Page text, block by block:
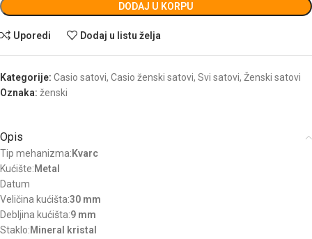
DODAJ U KORPU
Uporedi Dodaj u listu želja
Kategorije: Casio satovi, Casio ženski satovi, Svi satovi, Ženski satovi
Oznaka: ženski
Opis
Tip mehanizma:Kvarc
Kućište:Metal
Datum
Veličina kućišta:30 mm
Debljina kućišta:9 mm
Staklo:Mineral kristal